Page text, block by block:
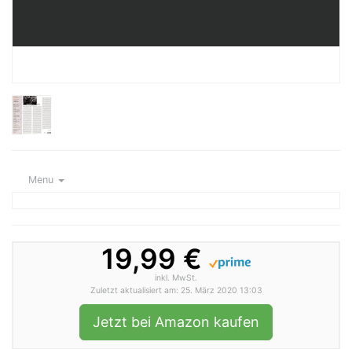
Menu
19,99 €
inkl. MwSt.
Zuletzt aktualisiert am: 25. März 2020 13:03
Jetzt bei Amazon kaufen